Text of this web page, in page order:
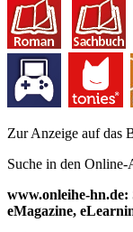
Zur Anzeige auf das
Suche in den Online-
www.onleihe-hn.de:
eMagazine,